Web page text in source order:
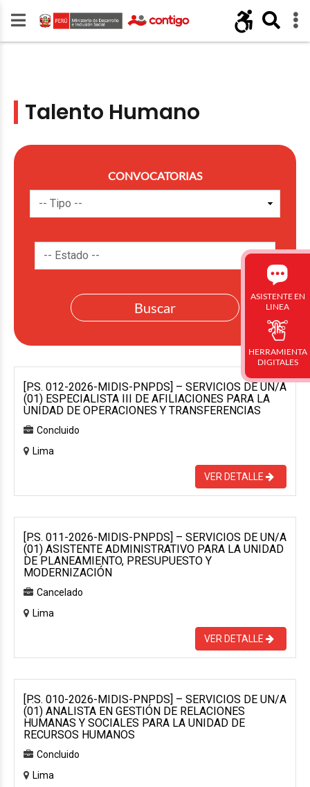
Talento Humano
CONVOCATORIAS
[P.S. 012-2026-MIDIS-PNPDS] – SERVICIOS DE UN/A
(01) ESPECIALISTA III DE AFILIACIONES PARA LA
UNIDAD DE OPERACIONES Y TRANSFERENCIAS
Concluido
Lima
VER DETALLE
[P.S. 011-2026-MIDIS-PNPDS] – SERVICIOS DE UN/A
(01) ASISTENTE ADMINISTRATIVO PARA LA UNIDAD
DE PLANEAMIENTO, PRESUPUESTO Y
MODERNIZACIÓN
Cancelado
Lima
VER DETALLE
[P.S. 010-2026-MIDIS-PNPDS] – SERVICIOS DE UN/A
(01) ANALISTA EN GESTIÓN DE RELACIONES
HUMANAS Y SOCIALES PARA LA UNIDAD DE
RECURSOS HUMANOS
Concluido
Lima
ASISTENTE EN
LINEA
HERRAMIENTA
DIGITALES